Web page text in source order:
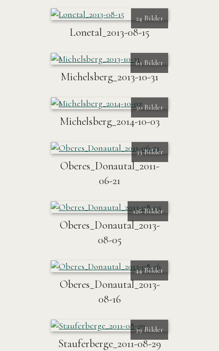
24 Bilder
Lonetal_2013-08-15
61 Bilder
Michelsberg_2013-10-31
30 Bilder
Michelsberg_2014-10-03
33 Bilder
Oberes_Donautal_2011-
06-21
126 Bilder
Oberes_Donautal_2013-
08-05
44 Bilder
Oberes_Donautal_2013-
08-16
39 Bilder
Stauferberge_2011-08-29